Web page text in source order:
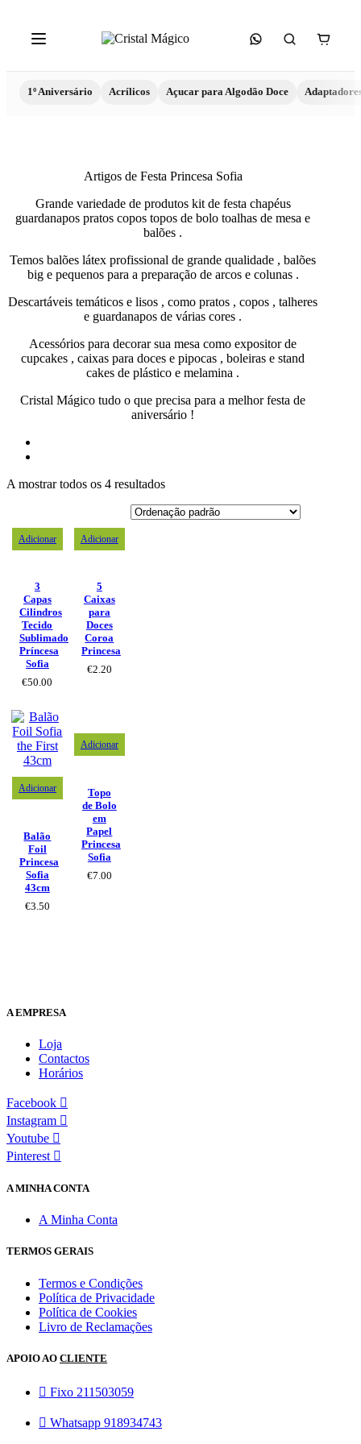
1º Aniversário Acrílicos Açucar para Algodão Doce
Artigos de Festa Princesa Sofia
Grande variedade de produtos kit de festa chapéus
guardanapos pratos copos topos de bolo toalhas de mesa e
balões .
Temos balões látex profissional de grande qualidade , balões
big e pequenos para a preparação de arcos e colunas .
Descartáveis temáticos e lisos , como pratos , copos , talheres
e guardanapos de várias cores .
Acessórios para decorar sua mesa como expositor de
cupcakes , caixas para doces e pipocas , boleiras e stand
cakes de plástico e melamina .
Cristal Mágico tudo o que precisa para a melhor festa de
aniversário !
A mostrar todos os 4 resultados
Adicionar
3
Capas
Cilindros
Tecido
Sublimado
Príncesa
Sofia
€50.00
Adicionar
5
Caixas
para
Doces
Coroa
Princesa
€2.20
Adicionar
Balão
Foil
Princesa
Sofia
43cm
€3.50
Adicionar
Topo
de Bolo
em
Papel
Princesa
Sofia
€7.00
A EMPRESA
Loja
Contactos
Horários
Facebook
Instagram
Youtube
Pinterest
A MINHA CONTA
A Minha Conta
TERMOS GERAIS
Termos e Condições
Política de Privacidade
Política de Cookies
Livro de Reclamações
APOIO AO CLIENTE
Fixo 211503059
Whatsapp 918934743